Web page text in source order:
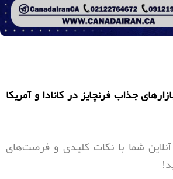
جذاب فرنچایز در کانادا و آمریکا
آنلاین شما با نکات کلیدی و فرصت‌های